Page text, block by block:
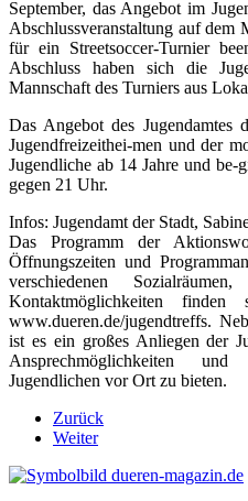
September, das Angebot im
Abschlussveranstaltung auf dem
für ein Streetsoccer-Turnier
Abschluss haben sich die
Mannschaft des Turniers aus
Das Angebot des
Jugendfreizeithei-men und der
Jugendliche ab 14 Jahre und
gegen 21 Uhr.
Infos: Jugendamt der Stadt,
Das Programm der
Öffnungszeiten und
verschiedenen
Kontaktmöglichkeiten
www.dueren.de/jugendtreffs.
ist es ein großes Anliegen der
Ansprechmöglichkeiten
Jugendlichen vor Ort zu bieten.
Zurück
Weiter